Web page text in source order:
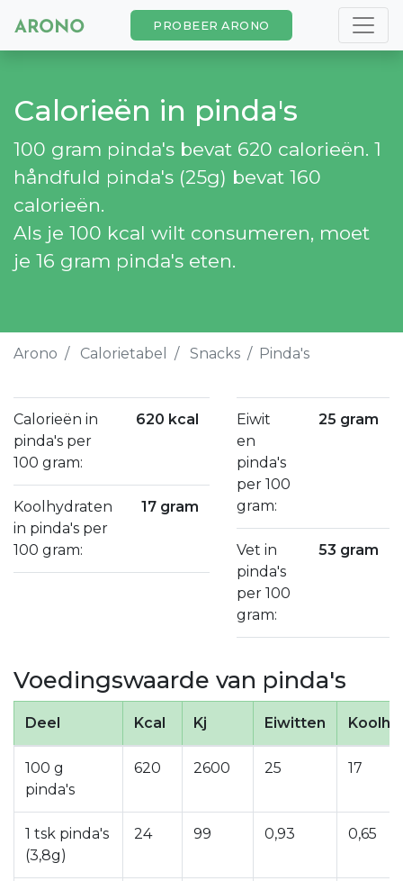
PROBEER ARONO
Calorieën in pinda's
100 gram pinda's bevat 620 calorieën. 1
håndfuld pinda's (25g) bevat 160
calorieën.
Als je 100 kcal wilt consumeren, moet
je 16 gram pinda's eten.
Arono Calorietabel Snacks Pinda's
Calorieën in
pinda's per
100 gram:
620 kcal
Koolhydraten
in pinda's per
100 gram:
17 gram
Eiwit
en
pinda's
per 100
gram:
25 gram
Vet in
pinda's
per 100
gram:
53 gram
Voedingswaarde van pinda's
Deel Kcal Kj Eiwitten
100 g
pinda's
620 2600 25 17
1 tsk pinda's
(3,8g)
24 99 0,93 0,65